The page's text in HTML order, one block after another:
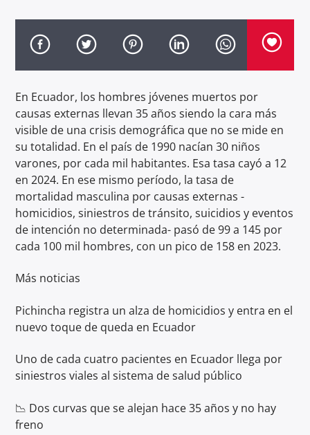
Radio hola
En Ecuador, los hombres jóvenes muertos por
causas externas llevan 35 años siendo la cara más
visible de una crisis demográfica que no se mide en
su totalidad. En el país de 1990 nacían 30 niños
varones, por cada mil habitantes. Esa tasa cayó a 12
en 2024. En ese mismo período, la tasa de
mortalidad masculina por causas externas -
homicidios, siniestros de tránsito, suicidios y eventos
de intención no determinada- pasó de 99 a 145 por
cada 100 mil hombres, con un pico de 158 en 2023.
Más noticias
Pichincha registra un alza de homicidios y entra en el
nuevo toque de queda en Ecuador
Uno de cada cuatro pacientes en Ecuador llega por
siniestros viales al sistema de salud público
📉 Dos curvas que se alejan hace 35 años y no hay
freno